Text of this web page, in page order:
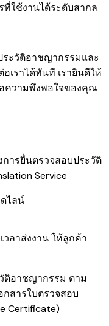
ที่ใช้งานได้ระดับสากล
ะวัติอาชญากรรมและ
เราได้ทันที เรายินดีให้
ความพึงพอใจของคุณ
ารยื่นตรวจสอบประวัติ
Service
ดไลน์
วลาส่งงาน ให้ลูกค้า
ติอาชญากรรม ตาม
กสารใบตรวจสอบ
Certificate)